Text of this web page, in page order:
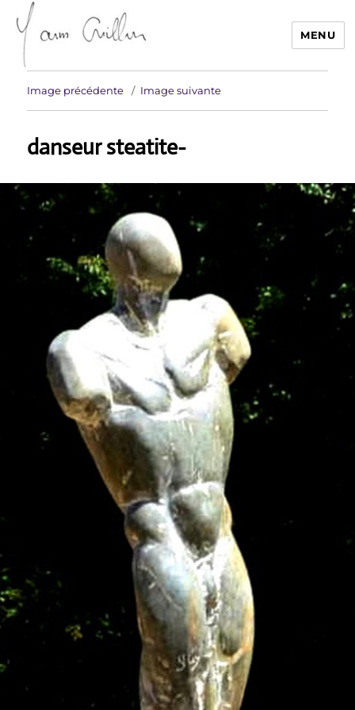
Yann Guillon Sculpteur
MENU
Image précédente Image suivante
danseur steatite-